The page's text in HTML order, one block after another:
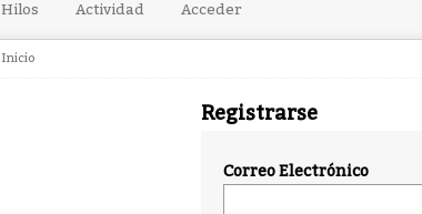
Hilos Actividad Acceder
Inicio
Registrarse
Correo Electrónico